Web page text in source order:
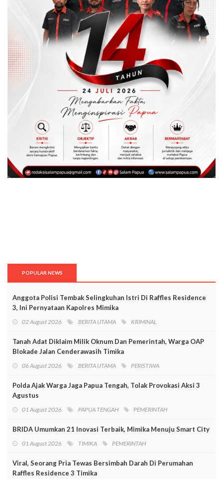
POPULAR NEWS
Anggota Polisi Tembak Selingkuhan Istri Di Raffles Residence
3, Ini Pernyataan Kapolres Mimika
02 August 2026 BERITA UTAMA KRIMINAL
Tanah Adat Diklaim Milik Oknum Dan Pemerintah, Warga OAP
Blokade Jalan Cenderawasih Timika
06 August 2026 BERITA UTAMA PERISTIWA
Polda Ajak Warga Jaga Papua Tengah, Tolak Provokasi Aksi 3
Agustus
01 August 2026 PAPUA TENGAH PEMERINTAH
BRIDA Umumkan 21 Inovasi Terbaik, Mimika Menuju Smart City
01 August 2026 TIMIKA PEMERINTAH
Viral, Seorang Pria Tewas Bersimbah Darah Di Perumahan
Raffles Residence 3 Timika